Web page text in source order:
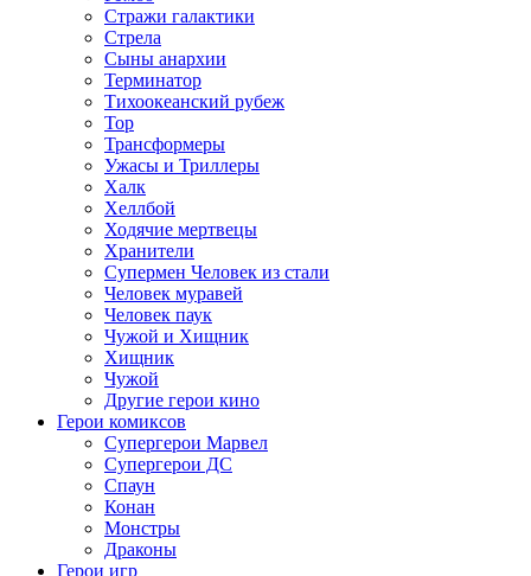
Стражи галактики
Стрела
Сыны анархии
Терминатор
Тихоокеанский рубеж
Тор
Трансформеры
Ужасы и Триллеры
Халк
Хеллбой
Ходячие мертвецы
Хранители
Супермен Человек из стали
Человек муравей
Человек паук
Чужой и Хищник
Хищник
Чужой
Другие герои кино
Герои комиксов
Супергерои Марвел
Супергерои ДС
Спаун
Конан
Монстры
Драконы
Герои игр